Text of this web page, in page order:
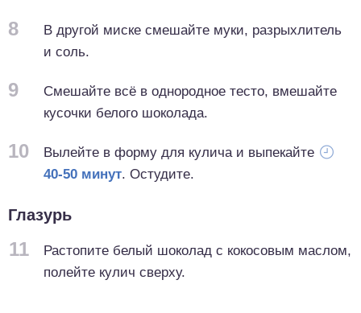
8
В другой миске смешайте муки, разрыхлитель
и соль.
9
Смешайте всё в однородное тесто, вмешайте
кусочки белого шоколада.
10
Вылейте в форму для кулича и выпекайте
40-50 минут. Остудите.
Глазурь
11
Растопите белый шоколад с кокосовым маслом,
полейте кулич сверху.